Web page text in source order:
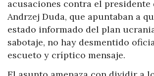
acusaciones contra el presidente
Andrzej Duda, que apuntaban a
estado informado del plan
sabotaje, no hay desmentido
escueto y críptico mensaje.